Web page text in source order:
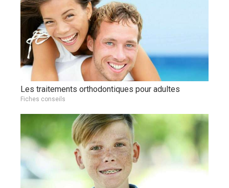
Les traitements orthodontiques pour adultes
Fiches conseils